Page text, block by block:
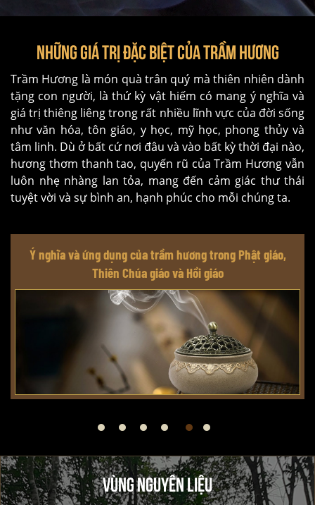
NHỮNG GIÁ TRỊ ĐẶC BIỆT CỦA TRẦM HƯƠNG
Trầm Hương là món quà trân quý mà thiên nhiên dành
tặng con người, là thứ kỳ vật hiếm có mang ý nghĩa và
giá trị thiêng liêng trong rất nhiều lĩnh vực của đời sống
như văn hóa, tôn giáo, y học, mỹ học, phong thủy và
tâm linh. Dù ở bất cứ nơi đâu và vào bất kỳ thời đại nào,
hương thơm thanh tao, quyến rũ của Trầm Hương vẫn
luôn nhẹ nhàng lan tỏa, mang đến cảm giác thư thái
tuyệt vời và sự bình an, hạnh phúc cho mỗi chúng ta.
Tinh dầu trầm hương – 19 lợi ích tuyệt vời cho người sử
dụng
VÙNG NGUYÊN LIỆU